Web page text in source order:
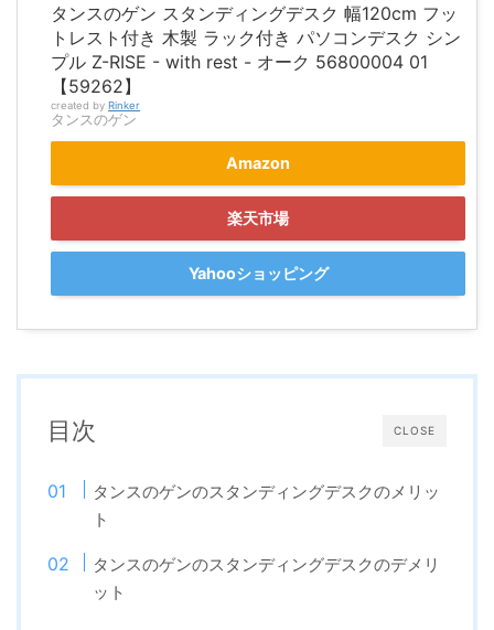
タンスのゲン スタンディングデスク 幅120cm フッ
トレスト付き 木製 ラック付き パソコンデスク シン
プル Z-RISE - with rest - オーク 56800004 01
【59262】
created by Rinker
タンスのゲン
Amazon
楽天市場
Yahooショッピング
CLOSE
目次
タンスのゲンのスタンディングデスクのメリッ
ト
タンスのゲンのスタンディングデスクのデメリ
ット